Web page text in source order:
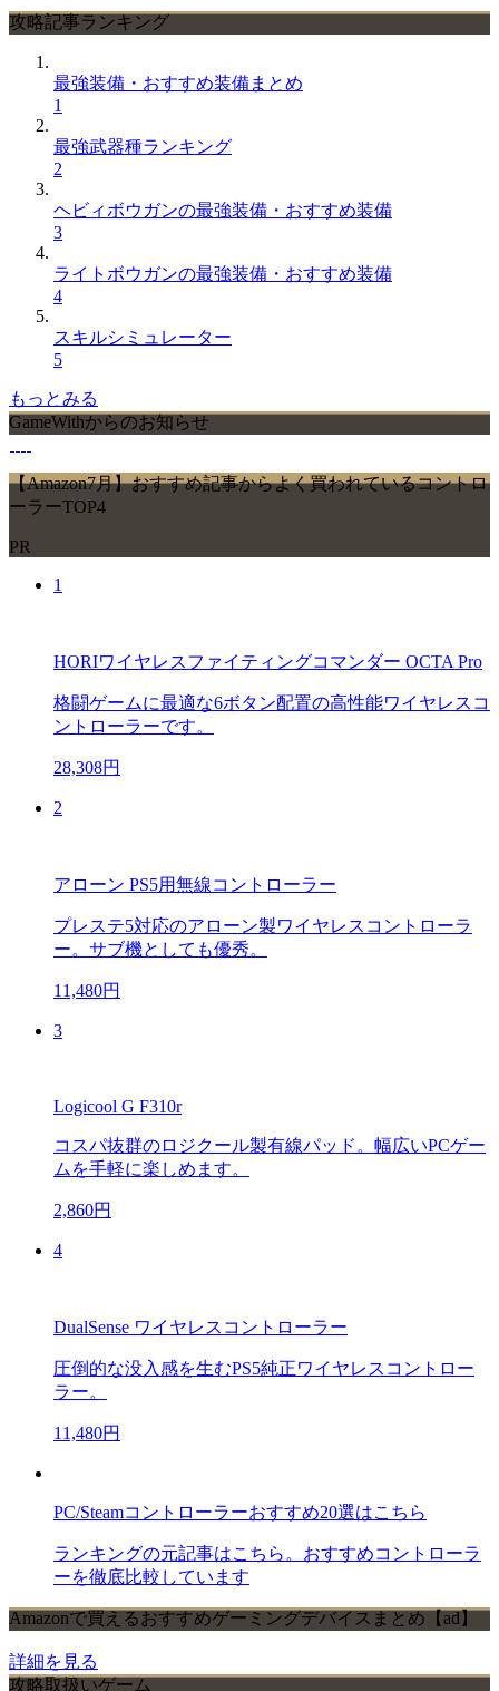
攻略記事ランキング
最強装備・おすすめ装備まとめ
1
最強武器種ランキング
2
ヘビィボウガンの最強装備・おすすめ装備
3
ライトボウガンの最強装備・おすすめ装備
4
スキルシミュレーター
5
もっとみる
GameWithからのお知らせ
【Amazon7月】おすすめ記事からよく買われているコントロ
ーラーTOP4
PR
1
HORIワイヤレスファイティングコマンダー OCTA Pro
格闘ゲームに最適な6ボタン配置の高性能ワイヤレスコ
ントローラーです。
28,308円
2
アローン PS5用無線コントローラー
プレステ5対応のアローン製ワイヤレスコントローラ
ー。サブ機としても優秀。
11,480円
3
Logicool G F310r
コスパ抜群のロジクール製有線パッド。幅広いPCゲー
ムを手軽に楽しめます。
2,860円
4
DualSense ワイヤレスコントローラー
圧倒的な没入感を生むPS5純正ワイヤレスコントロー
ラー。
11,480円
PC/Steamコントローラーおすすめ20選はこちら
ランキングの元記事はこちら。おすすめコントローラ
ーを徹底比較しています
Amazonで買えるおすすめゲーミングデバイスまとめ【ad】
詳細を見る
攻略取扱いゲーム